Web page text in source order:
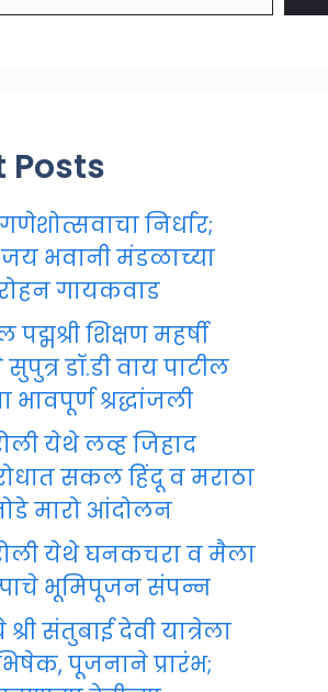
Posts
निर्धार;
जय भवानी मंडळाच्या
गायकवाड
पद्मश्री शिक्षण महर्षी
डॉ.डी वाय पाटील
भावपूर्ण श्रद्धांजली
येथे लव्ह जिहाद
सकल हिंदू व मराठा
मारो आंदोलन
येथे घनकचरा व मैला
भूमिपूजन संपन्न
संतुबाई देवी यात्रेला
पूजनाने प्रारंभ;